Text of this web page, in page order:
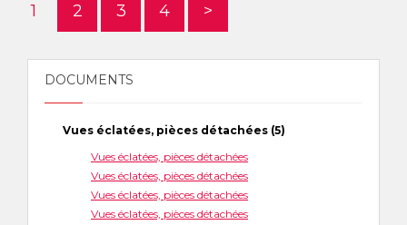
1 2 3 4 >
DOCUMENTS
Vues éclatées, pièces détachées (5)
Vues éclatées, pièces détachées
Vues éclatées, pièces détachées
Vues éclatées, pièces détachées
Vues éclatées, pièces détachées